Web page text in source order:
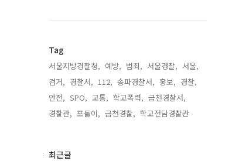
Tag
서울지방경찰청, 예방, 범죄, 서울경찰, 서울,
검거, 경찰서, 112, 송파경찰서, 홍보, 경찰,
안전, SPO, 교통, 학교폭력, 금천경찰서,
경찰관, 포돌이, 금천경찰, 학교전담경찰관,
최
최근글